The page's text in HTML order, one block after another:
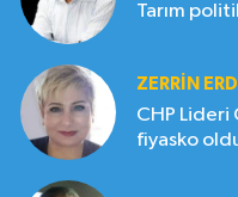
Tarım
ZERRIN
CHP Lideri
fiyasko